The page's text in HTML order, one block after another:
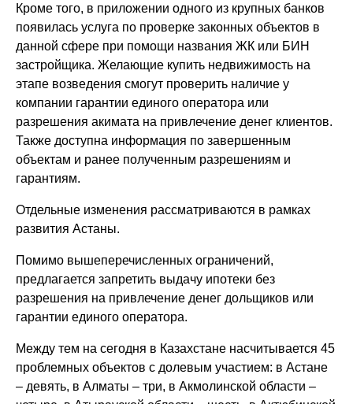
Кроме того, в приложении одного из крупных банков
появилась услуга по проверке законных объектов в
данной сфере при помощи названия ЖК или БИН
застройщика. Желающие купить недвижимость на
этапе возведения смогут проверить наличие у
компании гарантии единого оператора или
разрешения акимата на привлечение денег клиентов.
Также доступна информация по завершенным
объектам и ранее полученным разрешениям и
гарантиям.
Отдельные изменения рассматриваются в рамках
развития Астаны.
Помимо вышеперечисленных ограничений,
предлагается запретить выдачу ипотеки без
разрешения на привлечение денег дольщиков или
гарантии единого оператора.
Между тем на сегодня в Казахстане насчитывается 45
проблемных объектов с долевым участием: в Астане
– девять, в Алматы – три, в Акмолинской области –